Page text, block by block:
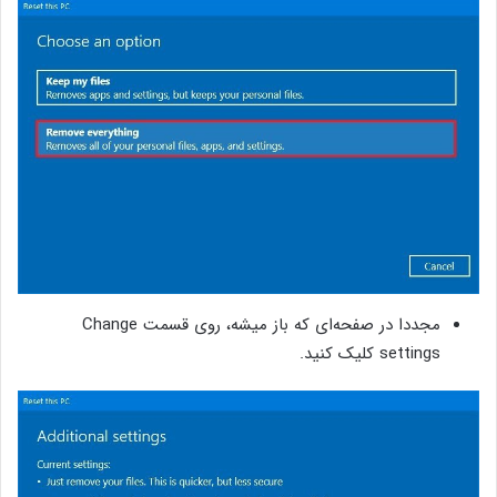
مجددا در صفحه‌ای که باز میشه، روی قسمت Change
settings کلیک کنید.